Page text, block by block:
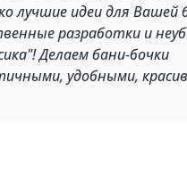
лучшие идеи для Вашей
разработки и
Делаем бани-бочки
удобными,